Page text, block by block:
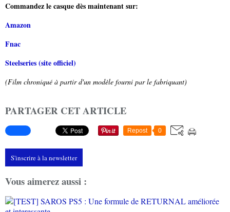
Commandez le casque dès maintenant sur:
Amazon
Fnac
Steelseries (site officiel)
(Film chroniqué à partir d'un modèle fourni par le fabriquant)
PARTAGER CET ARTICLE
Repost 0
S'inscrire à la newsletter
Vous aimerez aussi :